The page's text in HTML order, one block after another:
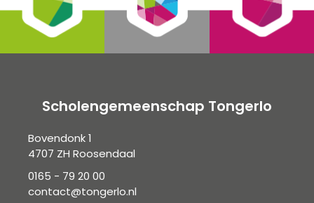
Scholengemeenschap Tongerlo
Bovendonk 1
4707 ZH Roosendaal
0165 - 79 20 00
contact@tongerlo.nl